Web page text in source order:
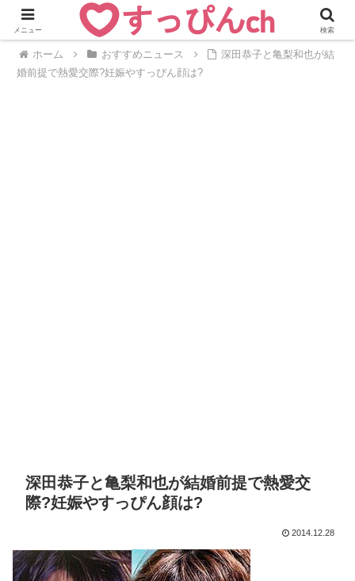
ホーム おすすめニュース
深田恭子と亀梨和也が結
婚前提で熱愛交際?妊娠やすっぴん顔は?
深田恭子と亀梨和也が結婚前提で熱愛交
際?妊娠やすっぴん顔は?
2014.12.28
メニュー 検索